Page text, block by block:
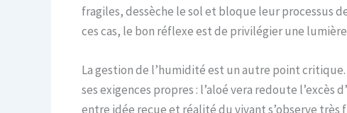
fragiles, dessèche le sol et bloque leur processus
ces cas, le bon réflexe est de privilégier une
La gestion de l’humidité est un autre point
ses exigences propres : l’aloé vera redoute
entre idée reçue et réalité du vivant s’observe